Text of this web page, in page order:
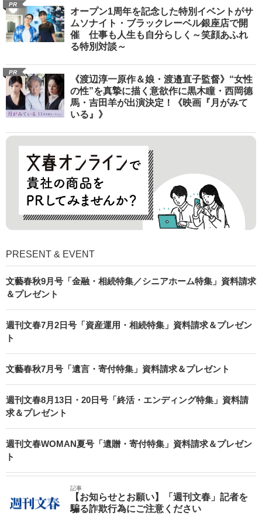
PR
オープン1周年を記念した特別イベントがサ
ムソナイト・ブラックレーベル銀座店で開
催 仕事も人生も自分らしく～笑顔あふれ
る特別対談～
PR
《渡辺淳一原作＆娘・渡邉直子監督》“女性
の性”を真摯に描く意欲作に黒木瞳・西岡德
馬・吉田羊が出演決定！《映画『月がみて
いる』》
PRESENT & EVENT
文藝春秋9月号「金融・相続特集／シニアホーム特集」資料請求
＆プレゼント
週刊文春7月2日号「資産運用・相続特集」資料請求＆プレゼン
ト
文藝春秋7月号「遺言・寄付特集」資料請求＆プレゼント
週刊文春8月13日・20日号「終活・エンディング特集」資料請
求＆プレゼント
週刊文春WOMAN夏号「遺贈・寄付特集」資料請求＆プレゼン
ト
記事
【お知らせとお願い】「週刊文春」記者を
騙る詐欺行為にご注意ください